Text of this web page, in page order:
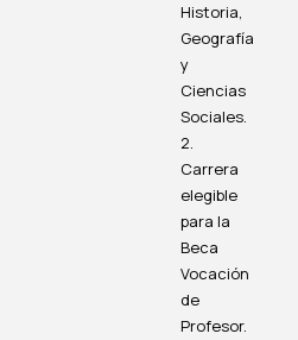
Historia,
Geografía
y
Ciencias
Sociales.
2.
Carrera
elegible
para la
Beca
Vocación
de
Profesor.